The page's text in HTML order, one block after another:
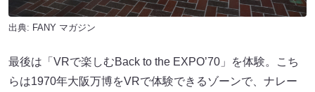
出典: FANY マガジン
最後は「VRで楽しむBack to the EXPO’70」を体験。こち
らは1970年大阪万博をVRで体験できるゾーンで、ナレー